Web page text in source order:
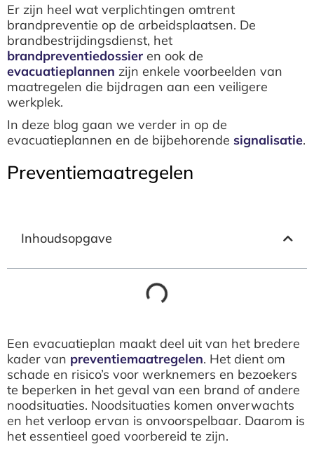
Er zijn heel wat verplichtingen omtrent
brandpreventie op de arbeidsplaatsen. De
brandbestrijdingsdienst, het
brandpreventiedossier en ook de
evacuatieplannen zijn enkele voorbeelden van
maatregelen die bijdragen aan een veiligere
werkplek.
In deze blog gaan we verder in op de
evacuatieplannen en de bijbehorende signalisatie.
Preventiemaatregelen
Inhoudsopgave
Een evacuatieplan maakt deel uit van het bredere
kader van preventiemaatregelen. Het dient om
schade en risico’s voor werknemers en bezoekers
te beperken in het geval van een brand of andere
noodsituaties. Noodsituaties komen onverwachts
en het verloop ervan is onvoorspelbaar. Daarom is
het essentieel goed voorbereid te zijn.